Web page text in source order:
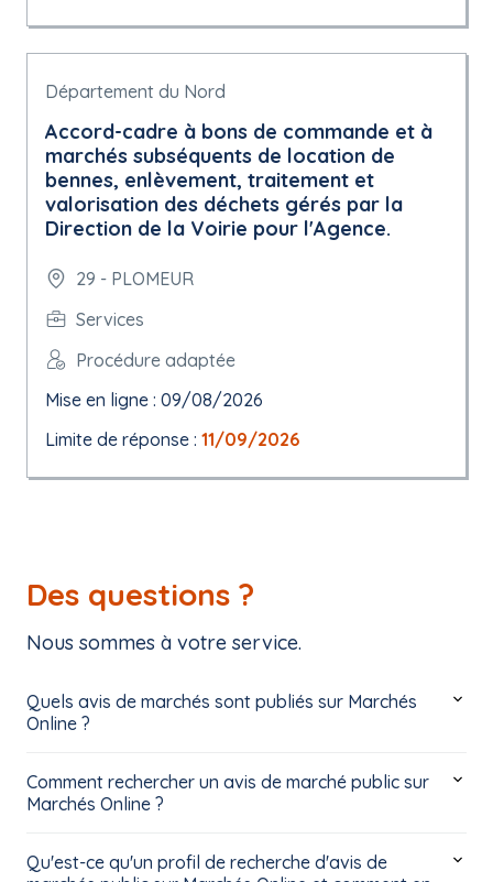
Département du Nord
Accord-cadre à bons de commande et à
marchés subséquents de location de
bennes, enlèvement, traitement et
valorisation des déchets gérés par la
Direction de la Voirie pour l'Agence.
29 - PLOMEUR
Services
Procédure adaptée
Mise en ligne : 09/08/2026
Limite de réponse : 11/09/2026
Des questions ?
Nous sommes à votre service.
Quels avis de marchés sont publiés sur Marchés
Online ?
Comment rechercher un avis de marché public sur
Marchés Online ?
Qu'est-ce qu'un profil de recherche d'avis de